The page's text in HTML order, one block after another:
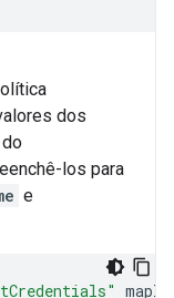
dos
do
los para
e